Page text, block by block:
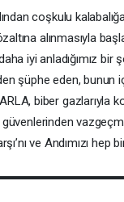
coşkulu
alınmasıyla
iyi anladığımız bir
şüphe eden,
biber gazlarıyla
ve Andımızı hep